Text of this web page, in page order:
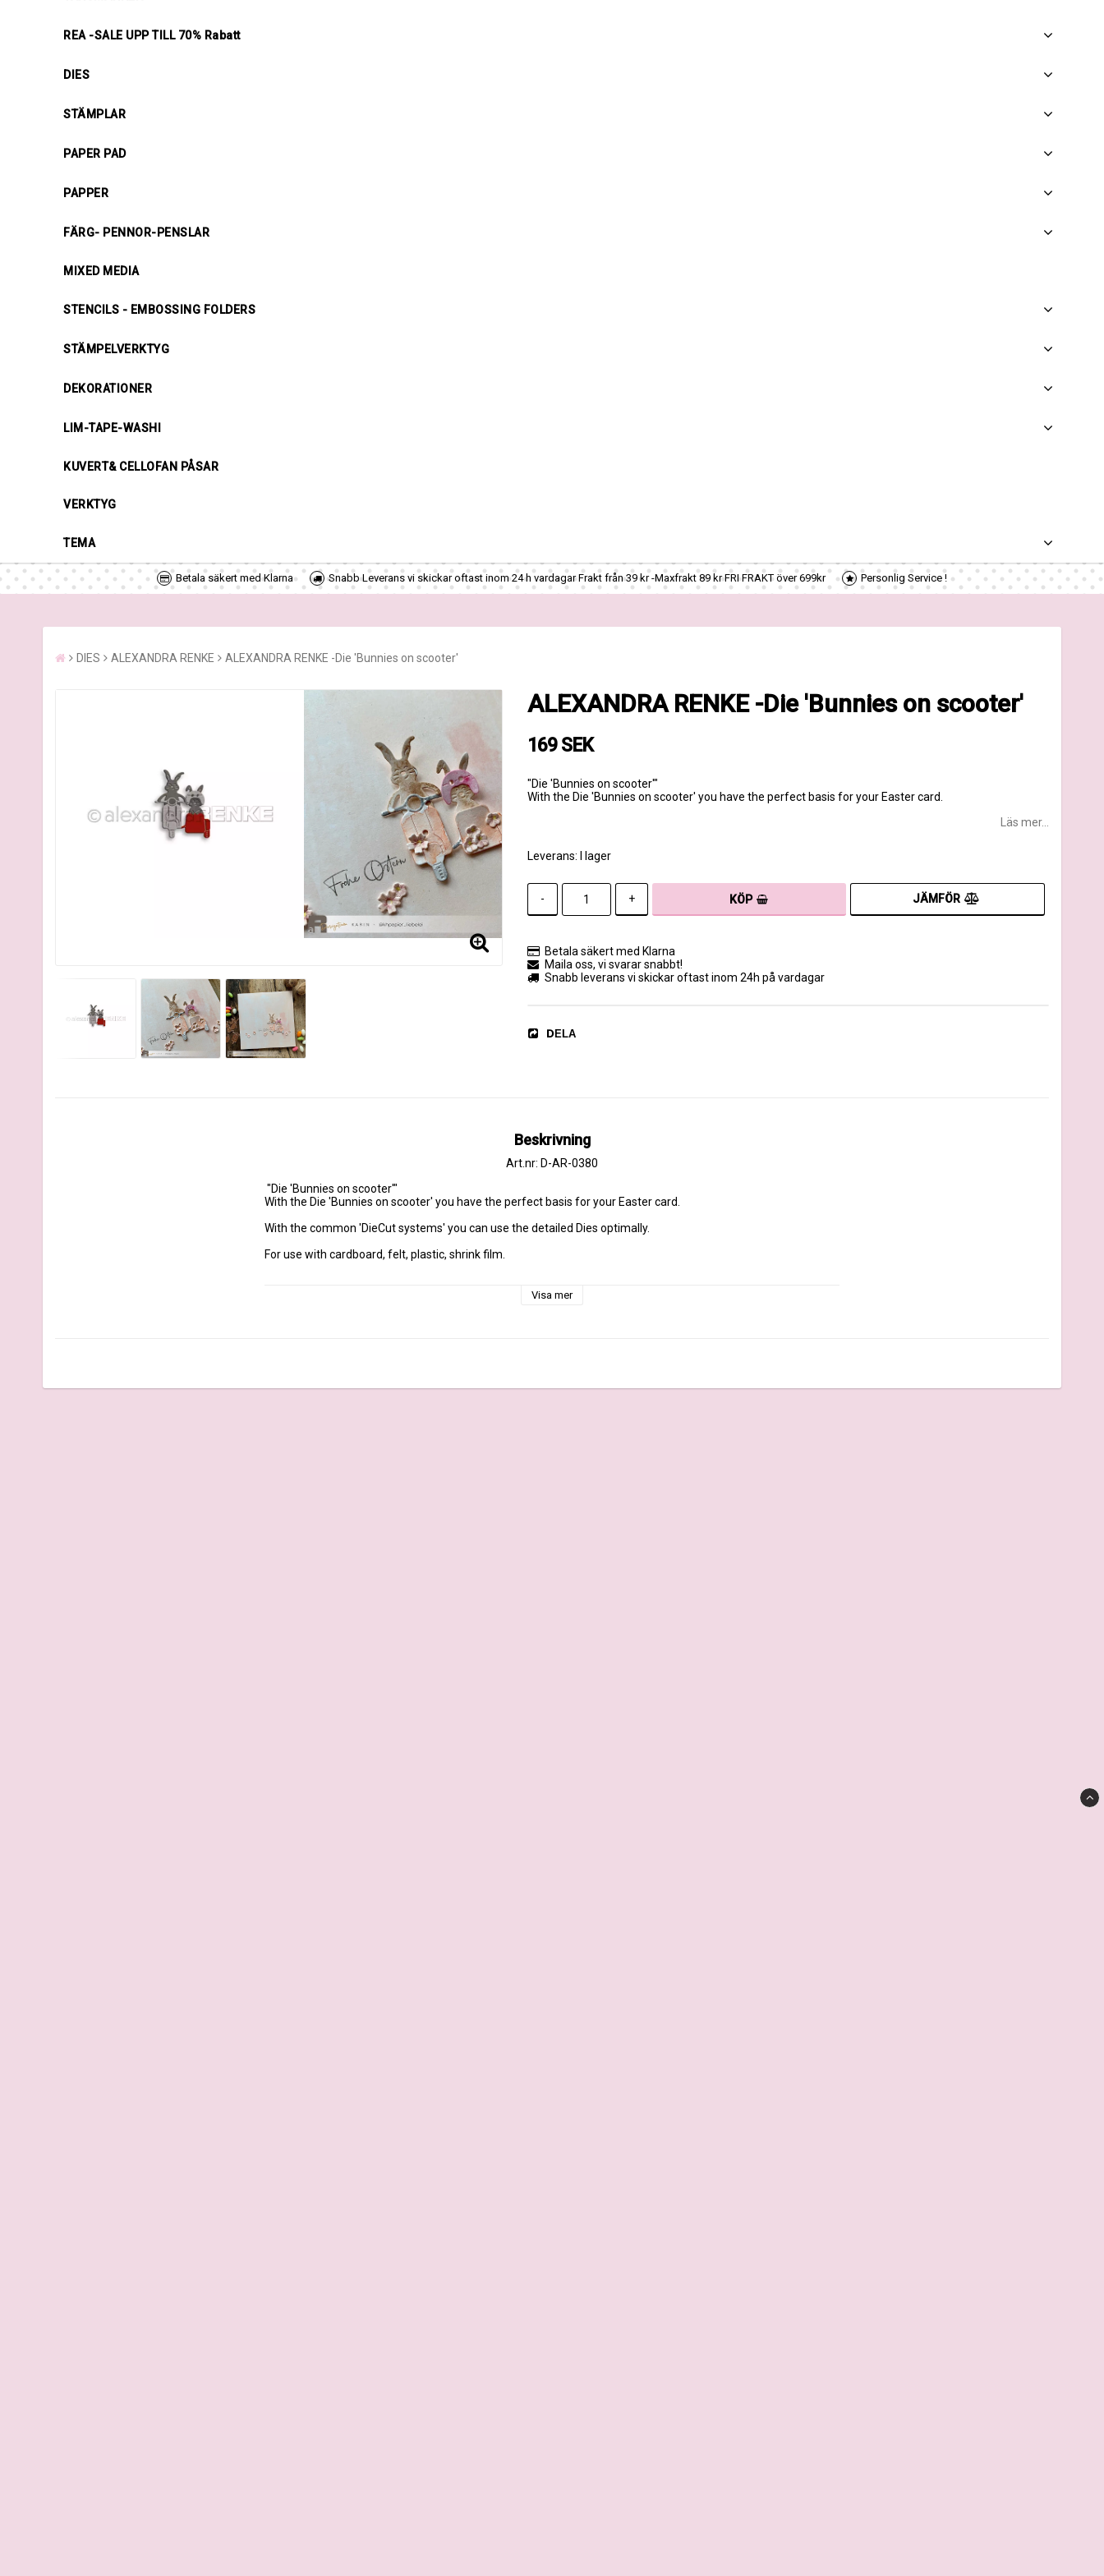
REA -SALE UPP TILL 70% Rabatt
DIES
STÄMPLAR
PAPER PAD
PAPPER
FÄRG- PENNOR-PENSLAR
MIXED MEDIA
STENCILS - EMBOSSING FOLDERS
STÄMPELVERKTYG
DEKORATIONER
LIM-TAPE-WASHI
KUVERT& CELLOFAN PÅSAR
VERKTYG
TEMA
Betala säkert med Klarna Snabb Leverans vi skickar oftast inom 24 h vardagar Frakt från 39 kr -Maxfrakt 89 kr FRI FRAKT över 699kr Personlig Service !
DIES ALEXANDRA RENKE ALEXANDRA RENKE -Die 'Bunnies on scooter'
ALEXANDRA RENKE -Die 'Bunnies on scooter'
169 SEK
"Die 'Bunnies on scooter'"
With the Die 'Bunnies on scooter' you have the perfect basis for your Easter card.
Läs mer...
Leverans: I lager
- + KÖP JÄMFÖR
Betala säkert med Klarna
Maila oss, vi svarar snabbt!
Snabb leverans vi skickar oftast inom 24h på vardagar
DELA
Beskrivning
Art.nr: D-AR-0380
With the Die 'Bunnies on scooter' you have the perfect basis for your Easter card.
With the common 'DieCut systems' you can use the detailed Dies optimally.
For use with cardboard, felt, plastic, shrink film.
Visa mer